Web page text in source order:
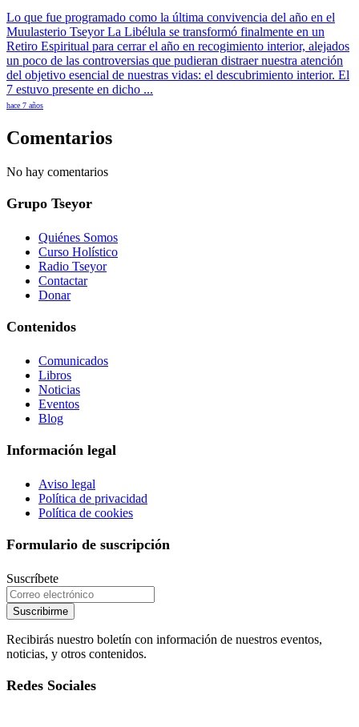
Lo que fue programado como la última convivencia del año en el
Muulasterio Tseyor La Libélula se transformó finalmente en un
Retiro Espiritual para cerrar el año en recogimiento interior, alejados
un poco de las controversias que pudieran distraer nuestra atención
del objetivo esencial de nuestras vidas: el descubrimiento interior. El
7 estuvo presente en dicho ...
hace 7 años
Comentarios
No hay comentarios
Grupo Tseyor
Quiénes Somos
Curso Holístico
Radio Tseyor
Contactar
Donar
Contenidos
Comunicados
Libros
Noticias
Eventos
Blog
Información legal
Aviso legal
Política de privacidad
Política de cookies
Formulario de suscripción
Suscríbete
Suscribirme
Recibirás nuestro boletín con información de nuestros eventos,
noticias, y otros contenidos.
Redes Sociales